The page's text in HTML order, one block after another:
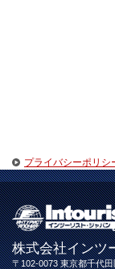
プライバシーポリシ
株式会社インツ
〒102-0073 東京都千代